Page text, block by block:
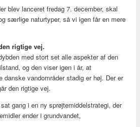
blev lanceret fredag 7. december, skal
særlige naturtyper, så vi igen får en mere
rigtige vej.
med stort set alle aspekter af den
og den viser igen i år, at
vandområder stadig er høj. Der er
den rigtige vej.
gang i en ny sprøjtemiddelstrategi, der
ender i grundvandet,